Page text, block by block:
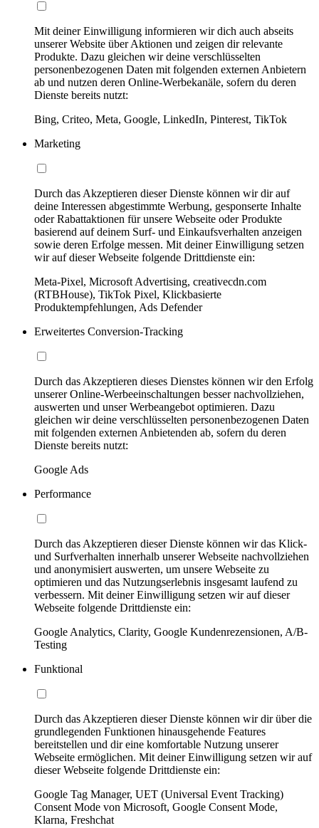
Mit deiner Einwilligung informieren wir dich auch abseits
unserer Website über Aktionen und zeigen dir relevante
Produkte. Dazu gleichen wir deine verschlüsselten
personenbezogenen Daten mit folgenden externen Anbietern
ab und nutzen deren Online-Werbekanäle, sofern du deren
Dienste bereits nutzt:
Bing, Criteo, Meta, Google, LinkedIn, Pinterest, TikTok
Marketing
Durch das Akzeptieren dieser Dienste können wir dir auf
deine Interessen abgestimmte Werbung, gesponserte Inhalte
oder Rabattaktionen für unsere Webseite oder Produkte
basierend auf deinem Surf- und Einkaufsverhalten anzeigen
sowie deren Erfolge messen. Mit deiner Einwilligung setzen
wir auf dieser Webseite folgende Drittdienste ein:
Meta-Pixel, Microsoft Advertising, creativecdn.com
(RTBHouse), TikTok Pixel, Klickbasierte
Produktempfehlungen, Ads Defender
Erweitertes Conversion-Tracking
Durch das Akzeptieren dieses Dienstes können wir den Erfolg
unserer Online-Werbeeinschaltungen besser nachvollziehen,
auswerten und unser Werbeangebot optimieren. Dazu
gleichen wir deine verschlüsselten personenbezogenen Daten
mit folgenden externen Anbietenden ab, sofern du deren
Dienste bereits nutzt:
Google Ads
Performance
Durch das Akzeptieren dieser Dienste können wir das Klick-
und Surfverhalten innerhalb unserer Webseite nachvollziehen
und anonymisiert auswerten, um unsere Webseite zu
optimieren und das Nutzungserlebnis insgesamt laufend zu
verbessern. Mit deiner Einwilligung setzen wir auf dieser
Webseite folgende Drittdienste ein:
Google Analytics, Clarity, Google Kundenrezensionen, A/B-
Testing
Funktional
Durch das Akzeptieren dieser Dienste können wir dir über die
grundlegenden Funktionen hinausgehende Features
bereitstellen und dir eine komfortable Nutzung unserer
Webseite ermöglichen. Mit deiner Einwilligung setzen wir auf
dieser Webseite folgende Drittdienste ein:
Google Tag Manager, UET (Universal Event Tracking)
Consent Mode von Microsoft, Google Consent Mode,
Klarna, Freshchat